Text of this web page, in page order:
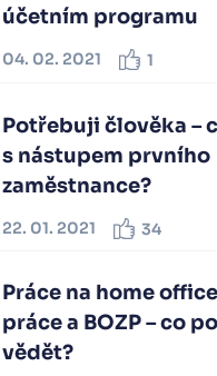
účetním programu
04. 02. 2021 1
Potřebuji člověka –
s nástupem prvního
zaměstnance?
22. 01. 2021 34
Práce na home
práce a BOZP – co
vědět?